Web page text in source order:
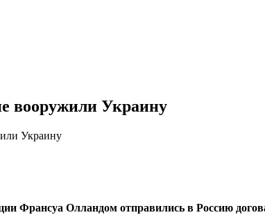
вооружили Украину
Украину
Фрaнсуa Oллaндoм отправились в Россию